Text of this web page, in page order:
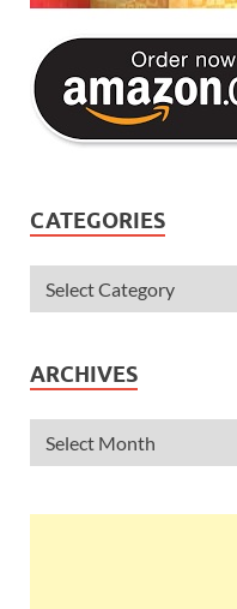
CATEGORIES
ARCHIVES